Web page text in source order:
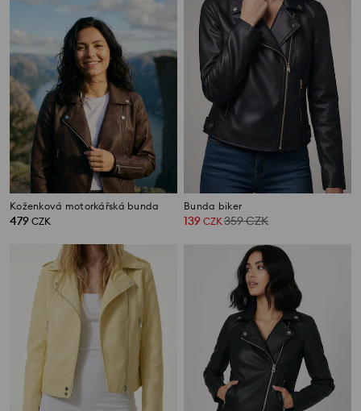
Koženková motorkářská bunda
479 CZK
Bunda biker
139 CZK359CZK